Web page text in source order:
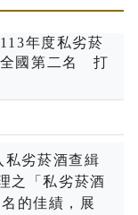
年度私劣菸
全國第二名 打
劣菸酒查緝
之「私劣菸酒
的佳績，展